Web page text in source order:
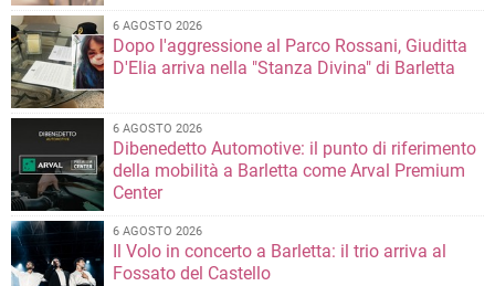
6 AGOSTO 2026
Dopo l'aggressione al Parco Rossani, Giuditta
D'Elia arriva nella "Stanza Divina" di Barletta
6 AGOSTO 2026
Dibenedetto Automotive: il punto di riferimento
della mobilità a Barletta come Arval Premium
Center
6 AGOSTO 2026
Il Volo in concerto a Barletta: il trio arriva al
Fossato del Castello